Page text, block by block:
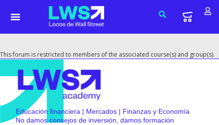
This forum is restricted to members of the associated course(s) and group(s).
Educación financiera | Mercados | Finanzas y Economía
No damos consejos de inversión, damos formación